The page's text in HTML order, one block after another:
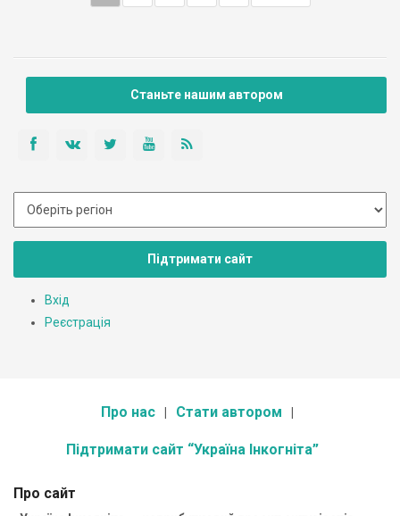
Станьте нашим автором
Підтримати сайт
Вхід
Реєстрація
Про нас Стати автором
Підтримати сайт “Україна Інкогніта”
Про сайт